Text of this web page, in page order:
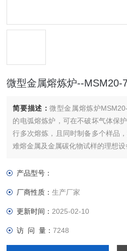
微型金属熔炼炉--MSM20-
简要描述：微型金属熔炼炉
的电弧熔炼炉，可在不破坏气体保
行多次熔炼，且同时制备多个样品
难熔金属及金属碳化物试样的理想设
产品型号：
厂商性质：生产厂家
更新时间： 2025-02-10
访 问 量：7248